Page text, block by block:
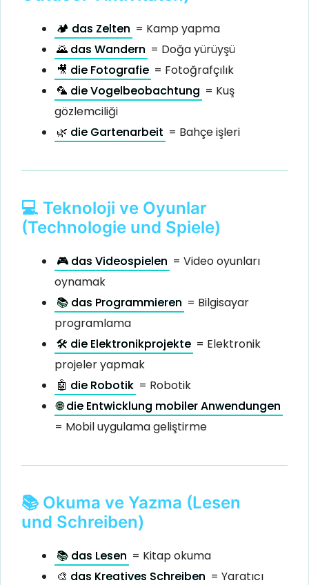
🏕️ das Zelten = Kamp yapma
🌄 das Wandern = Doğa yürüyşü
🎥 die Fotografie = Fotoğrafçılık
🦜 die Vogelbeobachtung = Kuş
gözlemciliği
🌿 die Gartenarbeit = Bahçe işleri
💻 Teknoloji ve Oyunlar
(Technologie und Spiele)
🎮 das Videospielen = Video oyunları
oynamak
📚 das Programmieren = Bilgisayar
programlama
🛠️ die Elektronikprojekte = Elektronik
projeler yapmak
🤖 die Robotik = Robotik
🌐 die Entwicklung mobiler Anwendungen
= Mobil uygulama geliştirme
📚 Okuma ve Yazma (Lesen
und Schreiben)
📚 das Lesen = Kitap okuma
🎨 das Kreatives Schreiben = Yaratıcı